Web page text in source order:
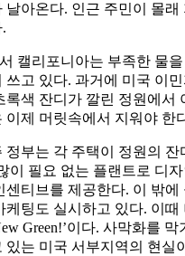
날아온다. 인근 주민이 몰래
캘리포니아는 부족한 물
쓰고 있다. 과거에 미국 이민
록색 잔디가 깔린 정원에서
이제 머릿속에서 지워야 한
정부는 각 주택이 정원의 잔
이 필요 없는 플랜트로 디자
센티브를 제공한다. 이 밖에
케팅도 실시하고 있다. 이때
Green!’이다. 사막화를
있는 미국 서부지역의 현실